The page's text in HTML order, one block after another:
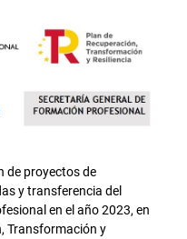
de proyectos de
y transferencia del
en el año 2023, en
Transformación y